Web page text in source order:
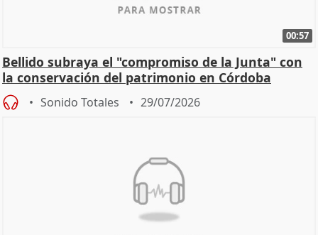
00:57
Bellido subraya el "compromiso de la Junta" con
la conservación del patrimonio en Córdoba
Sonido Totales 29/07/2026